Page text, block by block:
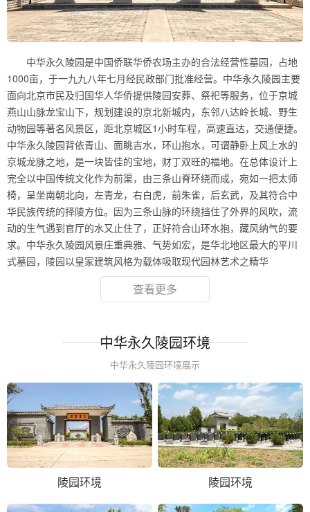
中华永久陵园是中国侨联华侨农场主办的合法经营性墓园，占地
1000亩，于一九九八年七月经民政部门批准经营。中华永久陵园主要
面向北京市民及归国华人华侨提供陵园安葬、祭祀等服务，位于京城
燕山山脉龙宝山下，规划建设的京北新城内，东邻八达岭长城、野生
动物园等著名风景区，距北京城区1小时车程，高速直达，交通便捷。
中华永久陵园背依青山、面眺吉水，环山抱水，可谓静卧上风上水的
京城龙脉之地，是一块皆佳的宝地，财丁双旺的福地。在总体设计上
完全以中国传统文化作为前渠，由三条山脊环绕而成，宛如一把太师
椅，呈坐南朝北向，左青龙，右白虎，前朱雀，后玄武，及其符合中
华民族传统的择陵方位。因为三条山脉的环绕挡住了外界的风吹，流
动的生气遇到官厅的水又止住了，正好符合山环水抱，藏风纳气的要
求。中华永久陵园风景庄重典雅、气势如宏，是华北地区最大的平川
式墓园，陵园以皇家建筑风格为载体吸取现代园林艺术之精华
查看更多
中华永久陵园环境
中华永久陵园环境展示
陵园环境 陵园环境